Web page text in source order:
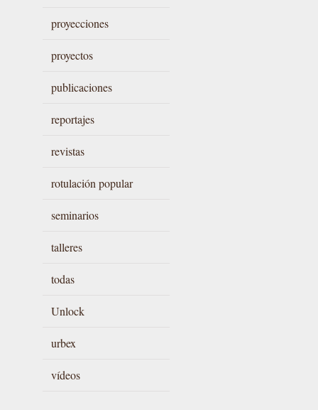
proyecciones
proyectos
publicaciones
reportajes
revistas
rotulación popular
seminarios
talleres
todas
Unlock
urbex
vídeos